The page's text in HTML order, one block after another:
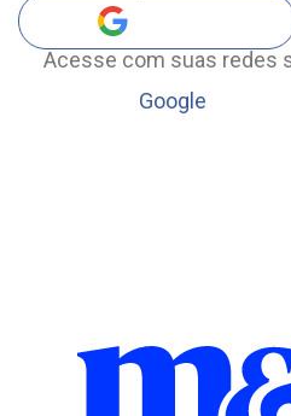
Acesse com suas redes
Google